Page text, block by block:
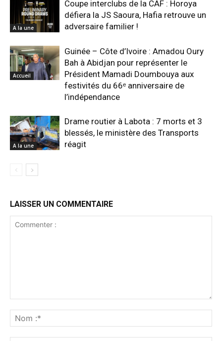
A la une
Coupe interclubs de la CAF : Horoya
défiera la JS Saoura, Hafia retrouve un
adversaire familier !
Accueil
Guinée – Côte d’Ivoire : Amadou Oury
Bah à Abidjan pour représenter le
Président Mamadi Doumbouya aux
festivités du 66ᵉ anniversaire de
l’indépendance
A la une
Drame routier à Labota : 7 morts et 3
blessés, le ministère des Transports
réagit
LAISSER UN COMMENTAIRE